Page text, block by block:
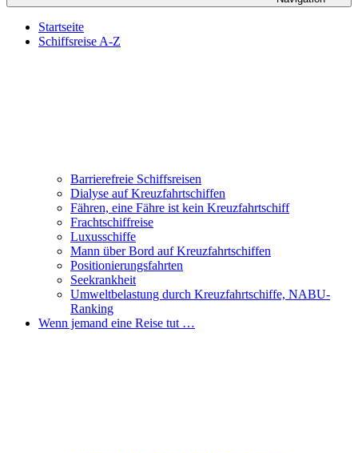
Startseite
Schiffsreise A-Z
Barrierefreie Schiffsreisen
Dialyse auf Kreuzfahrtschiffen
Fähren, eine Fähre ist kein Kreuzfahrtschiff
Frachtschiffreise
Luxusschiffe
Mann über Bord auf Kreuzfahrtschiffen
Positionierungsfahrten
Seekrankheit
Umweltbelastung durch Kreuzfahrtschiffe, NABU-
Ranking
Wenn jemand eine Reise tut …